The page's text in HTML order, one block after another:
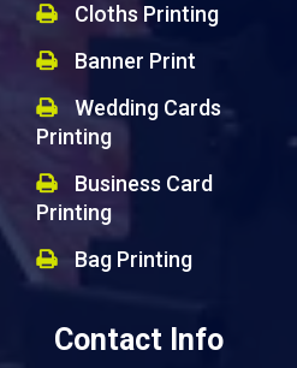
Cloths Printing
Banner Print
Wedding Cards
Printing
Business Card
Printing
Bag Printing
Contact Info